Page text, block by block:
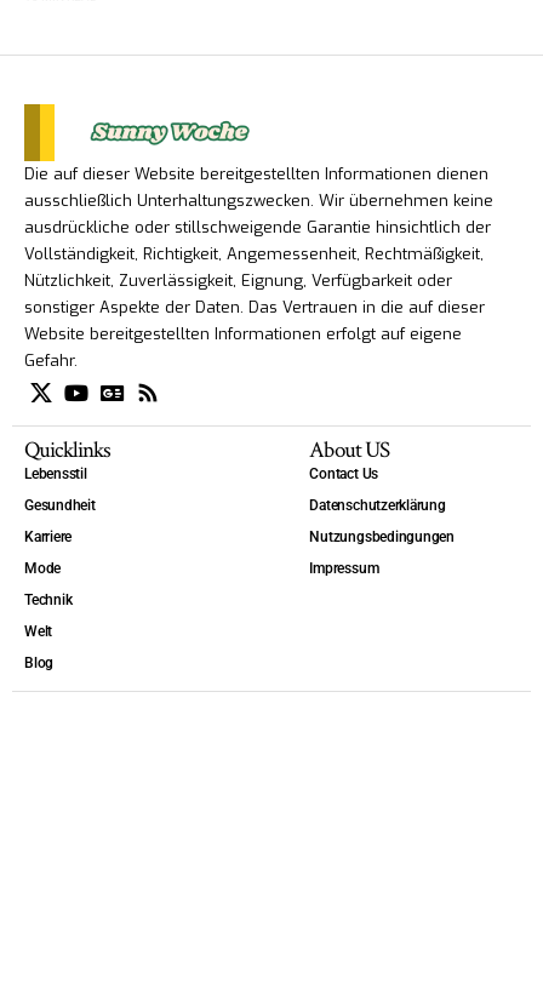
Die auf dieser Website bereitgestellten Informationen dienen
ausschließlich Unterhaltungszwecken. Wir übernehmen keine
ausdrückliche oder stillschweigende Garantie hinsichtlich der
Vollständigkeit, Richtigkeit, Angemessenheit, Rechtmäßigkeit,
Nützlichkeit, Zuverlässigkeit, Eignung, Verfügbarkeit oder
sonstiger Aspekte der Daten. Das Vertrauen in die auf dieser
Website bereitgestellten Informationen erfolgt auf eigene
Gefahr.
Quicklinks
Lebensstil
Gesundheit
Karriere
Mode
Technik
Welt
Blog
About US
Contact Us
Datenschutzerklärung
Nutzungsbedingungen
Impressum